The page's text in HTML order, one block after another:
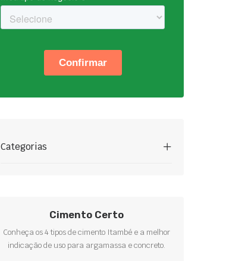
Categorias
Cimento Certo
Conheça os 4 tipos de cimento Itambé e a melhor
indicação de uso para argamassa e concreto.